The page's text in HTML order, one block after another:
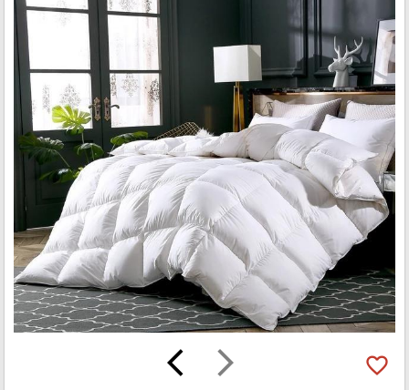
arrow_forward_ios
arrow_back_ios favorite_border